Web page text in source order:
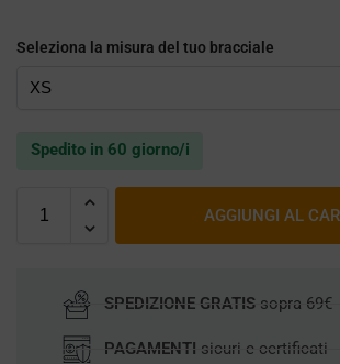
Seleziona la misura del tuo bracciale
Spedito in 60 giorno/i
AGGIUNGI AL
SPEDIZIONE GRATISsopra 69€
PAGAMENTI sicuri e certificati